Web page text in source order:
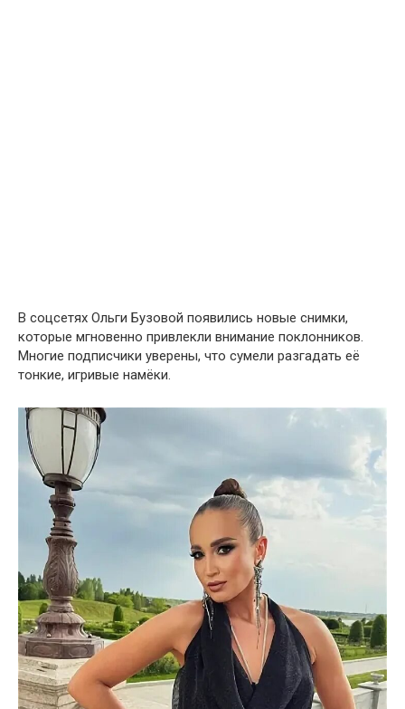
В соцсетях Ольги Бузовой появились новые снимки,
которые мгновенно привлекли внимание поклонников.
Многие подписчики уверены, что сумели разгадать её
тонкие, игривые намёки.